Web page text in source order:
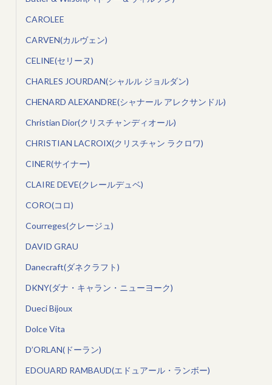
CAROLEE
CARVEN(カルヴェン)
CELINE(セリーヌ)
CHARLES JOURDAN(シャルル ジョルダン)
CHENARD ALEXANDRE(シャナール アレクサンドル)
Christian Dior(クリスチャンディオール)
CHRISTIAN LACROIX(クリスチャン ラクロワ)
CINER(サイナー)
CLAIRE DEVE(クレールデュベ)
CORO(コロ)
Courreges(クレージュ)
DAVID GRAU
Danecraft(ダネクラフト)
DKNY(ダナ・キャラン・ニューヨーク)
Dueci Bijoux
Dolce Vita
D’ORLAN(ドーラン)
EDOUARD RAMBAUD(エドュアール・ランボー)